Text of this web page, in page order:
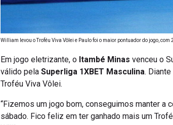
William levou o Troféu Viva Vôlei e Paulo foi o maior pontuador do jogo,
Em jogo eletrizante, o Itambé Minas venceu o
válido pela Superliga 1XBET Masculina.
Troféu Viva Vôlei.
“Fizemos um jogo bom, conseguimos manter
sábado. Fico feliz em ter ganhado mais um